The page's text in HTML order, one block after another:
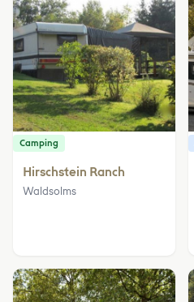
Camping
Hirschstein Ranch
Waldsolms